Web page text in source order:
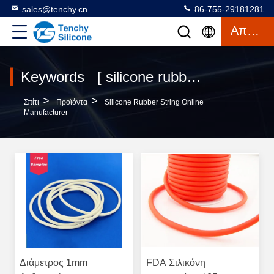
sales@tenchy.cn 86-755-29181281
Απόσπασμα
Keywords [ silicone rubber string ] Match 9 προϊόντα
Σπίτι > Προϊόντα >
Silicone Rubber String Online
Manufacturer
Διάμετρος 1mm
FDA Σιλικόνη